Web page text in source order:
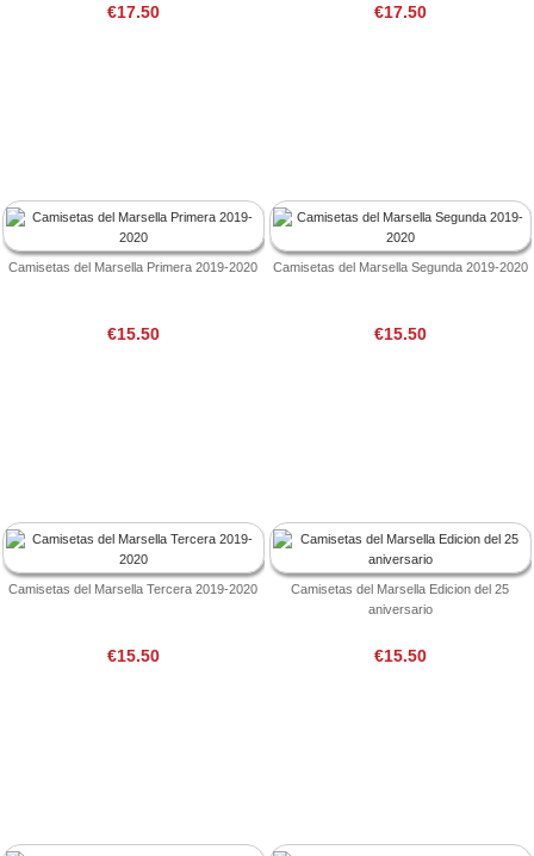
€17.50 €17.50
Camisetas del Marsella Primera 2019-2020
€15.50
Camisetas del Marsella Segunda 2019-2020
€15.50
Camisetas del Marsella Tercera 2019-2020
€15.50
Camisetas del Marsella Edicion del 25
aniversario
€15.50